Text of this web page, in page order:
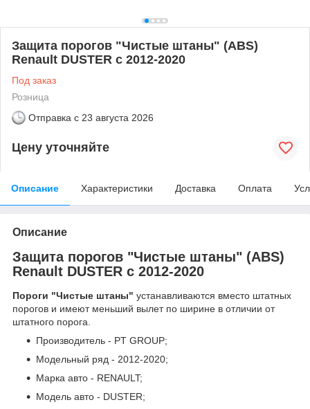
Защита порогов "Чистые штаны" (ABS)
Renault DUSTER с 2012-2020
Под заказ
Розница
Отправка с 23 августа 2026
Цену уточняйте
Описание Характеристики Доставка Оплата
Описание
Защита порогов "Чистые штаны" (ABS)
Renault DUSTER с 2012-2020
Пороги "Чистые штаны" устанавливаются вместо штатных
порогов и имеют меньший вылет по ширине в отличии от
штатного порога.
Производитель - PT GROUP;
Модельный ряд - 2012-2020;
Марка авто - RENAULT;
Модель авто - DUSTER;